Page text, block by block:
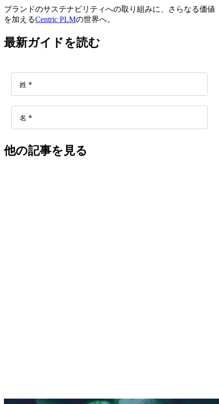
ブランドのサステナビリティへの取り組みに、さらなる価値
を加えるCentric PLMの世界へ。
最新ガイドを読む
他の記事を見る